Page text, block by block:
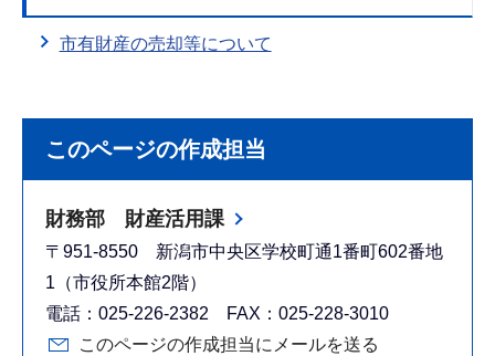
市有財産の売却等について
このページの作成担当
財務部 財産活用課
〒951-8550 新潟市中央区学校町通1番町602番地
1（市役所本館2階）
電話：025-226-2382 FAX：025-228-3010
このページの作成担当にメールを送る